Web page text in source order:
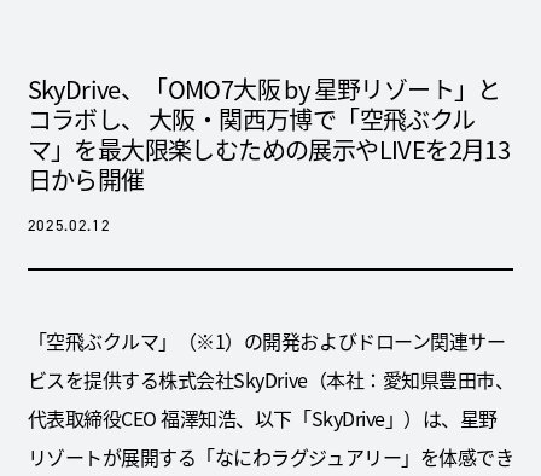
SkyDrive、「OMO7大阪 by 星野リゾート」と
コラボし、 大阪・関西万博で「空飛ぶクル
マ」を最大限楽しむための展示やLIVEを2月13
日から開催
2025.02.12
「空飛ぶクルマ」（※1）の開発およびドローン関連サー
ビスを提供する株式会社SkyDrive（本社：愛知県豊田市、
代表取締役CEO 福澤知浩、以下「SkyDrive」）は、星野
リゾートが展開する「なにわラグジュアリー」を体感でき